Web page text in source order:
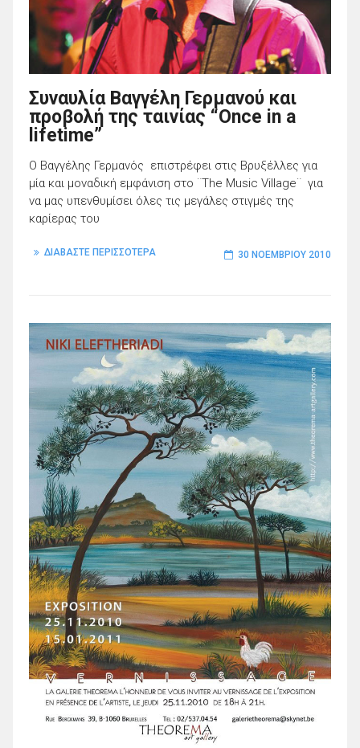
Συναυλία Βαγγέλη Γερμανού και
προβολή της ταινίας “Once in a
lifetime”
Ο Βαγγέλης Γερμανός επιστρέφει στις Βρυξέλλες για
μία και μοναδική εμφάνιση στο ¨The Music Village¨ για
να μας υπενθυμίσει όλες τις μεγάλες στιγμές της
καρίερας του
ΔΙΑΒΑΣΤΕ ΠΕΡΙΣΣΟΤΕΡΑ 30 ΝΟΕΜΒΡΊΟΥ 2010